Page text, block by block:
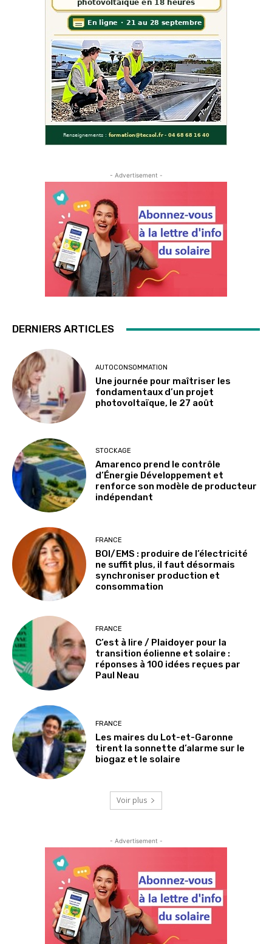
- Advertisement -
DERNIERS ARTICLES
AUTOCONSOMMATION
Une journée pour maîtriser les
fondamentaux d’un projet
photovoltaïque, le 27 août
STOCKAGE
Amarenco prend le contrôle
d’Énergie Développement et
renforce son modèle de producteur
indépendant
FRANCE
BOI/EMS : produire de l’électricité
ne suffit plus, il faut désormais
synchroniser production et
consommation
FRANCE
C’est à lire / Plaidoyer pour la
transition éolienne et solaire :
réponses à 100 idées reçues par
Paul Neau
FRANCE
Les maires du Lot-et-Garonne
tirent la sonnette d’alarme sur le
biogaz et le solaire
Voir plus
- Advertisement -